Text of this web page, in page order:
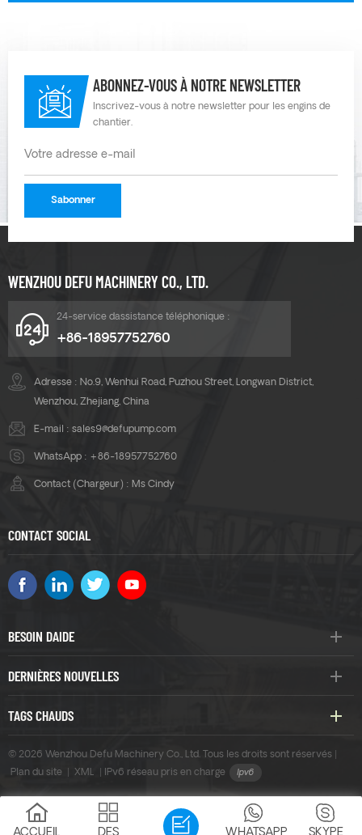
ABONNEZ-VOUS À NOTRE NEWSLETTER
Inscrivez-vous à notre newsletter pour les engins de
chantier.
WENZHOU DEFU MACHINERY CO., LTD.
24-service dassistance téléphonique :
+86-18957752760
Adresse : No.9, Wenhui Road, Puzhou Street, Longwan District,
Wenzhou, Zhejiang, China
E-mail : sales9@defupump.com
WhatsApp : +86-18957752760
Contact (Chargeur) : Ms Cindy
CONTACT SOCIAL
BESOIN DAIDE
DERNIÈRES NOUVELLES
TAGS CHAUDS
© 2026 Wenzhou Defu Machinery Co., Ltd. Tous les droits sont réservés |
Plan du site
XML IPv6 réseau pris en charge